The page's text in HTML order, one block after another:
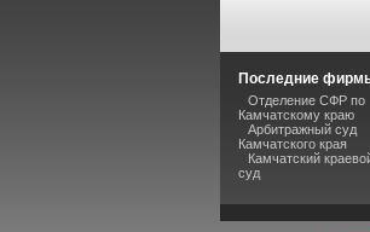
Последние
Отделение СФР по
Камчатскому краю
Арбитражный суд
Камчатского края
Камчатский
суд